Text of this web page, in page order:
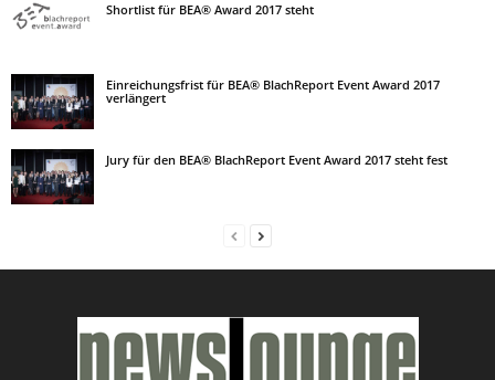
Shortlist für BEA® Award 2017 steht
Einreichungsfrist für BEA® BlachReport Event Award 2017
verlängert
Jury für den BEA® BlachReport Event Award 2017 steht fest